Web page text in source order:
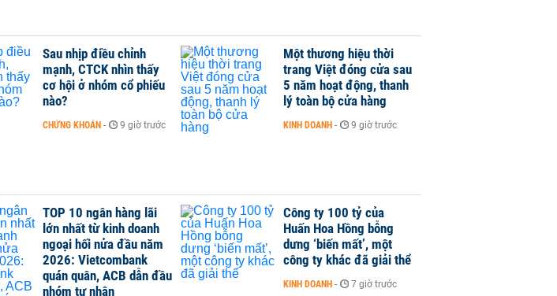
Sau nhịp điều chỉnh
mạnh, CTCK nhìn thấy
cơ hội ở nhóm cổ phiếu
nào?
CHỨNG KHOÁN - 9 giờ trước
Một thương hiệu thời
trang Việt đóng cửa sau
5 năm hoạt động, thanh
lý toàn bộ cửa hàng
KINH DOANH - 9 giờ trước
TOP 10 ngân hàng lãi
lớn nhất từ kinh doanh
ngoại hối nửa đầu năm
2026: Vietcombank
quán quân, ACB dẫn đầu
nhóm tư nhân
Công ty 100 tỷ của
Huấn Hoa Hồng bỗng
dưng ‘biến mất’, một
công ty khác đã giải thể
KINH DOANH - 7 giờ trước